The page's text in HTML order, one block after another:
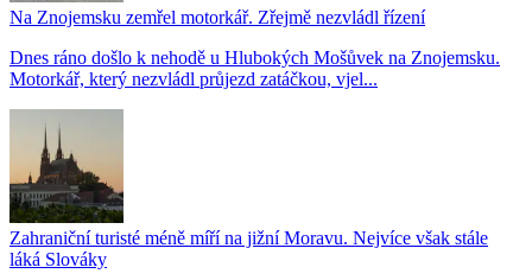
Na Znojemsku zemřel motorkář. Zřejmě nezvládl řízení
Dnes ráno došlo k nehodě u Hlubokých Mošůvek na Znojemsku.
Motorkář, který nezvládl průjezd zatáčkou, vjel...
Zahraniční turisté méně míří na jižní Moravu. Nejvíce však stále
láká Slováky